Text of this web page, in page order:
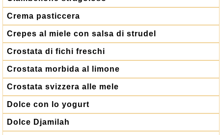
Crema pasticcera
Crepes al miele con salsa di strudel
Crostata di fichi freschi
Crostata morbida al limone
Crostata svizzera alle mele
Dolce con lo yogurt
Dolce Djamilah